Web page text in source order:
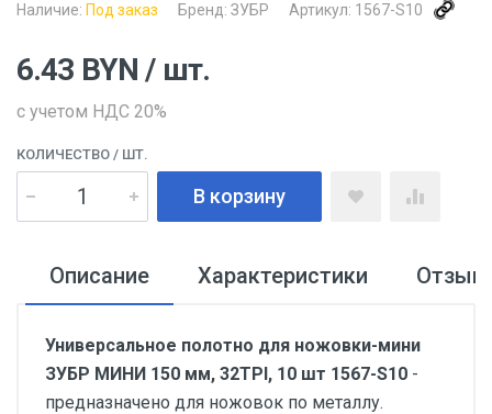
Наличие: Под заказ Бренд: ЗУБР Артикул: 1567-S10
6.43 BYN / шт.
с учетом НДС 20%
КОЛИЧЕСТВО / ШТ.
В корзину
Описание Характеристики
Универсальное полотно для ножовки-мини
ЗУБР МИНИ 150 мм, 32TPI, 10 шт 1567-S10 -
предназначено для ножовок по металлу.